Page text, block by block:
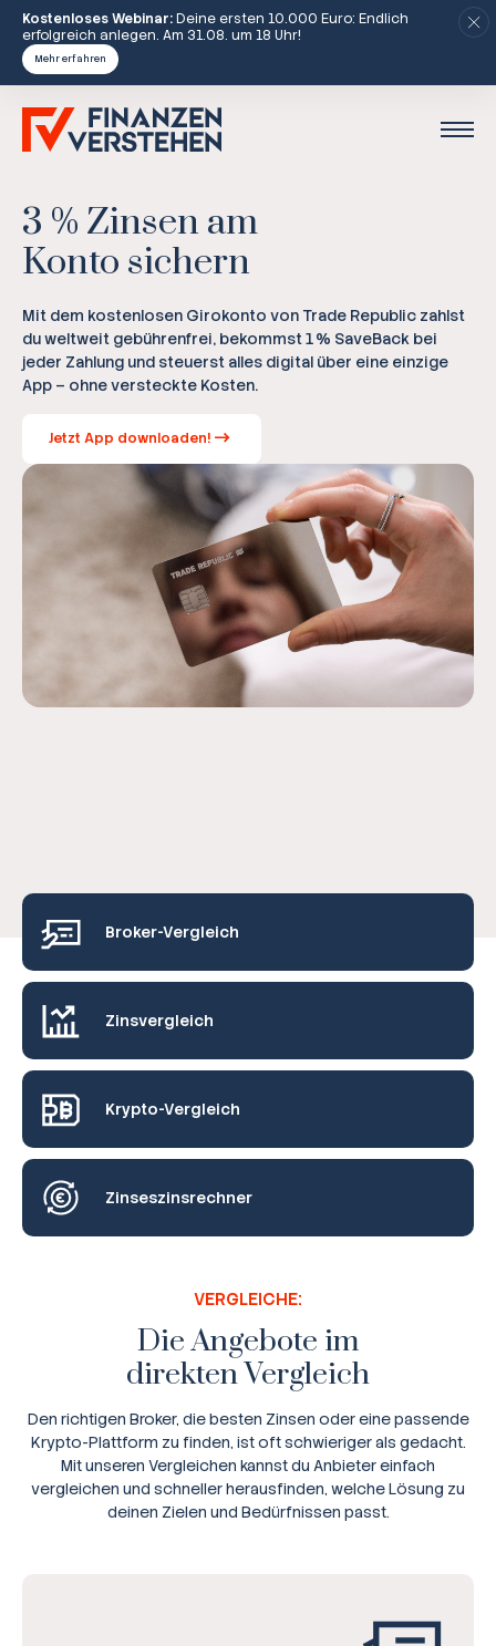
Kostenloses Webinar:Deine ersten 10.000 Euro: Endlich
erfolgreich anlegen. Am 31.08. um 18 Uhr!
Mehr erfahren
3 % Zinsen am
Konto sichern
Mit dem kostenlosen Girokonto von Trade Republic zahlst
du weltweit gebührenfrei, bekommst 1 % SaveBack bei
jeder Zahlung und steuerst alles digital über eine einzige
App – ohne versteckte Kosten.
Jetzt App downloaden!
Broker-Vergleich
Zinsvergleich
Krypto-Vergleich
Zinseszinsrechner
VERGLEICHE:
Die Angebote im
direkten Vergleich
Den richtigen Broker, die besten Zinsen oder eine passende
Krypto-Plattform zu finden, ist oft schwieriger als gedacht.
Mit unseren Vergleichen kannst du Anbieter einfach
vergleichen und schneller herausfinden, welche Lösung zu
deinen Zielen und Bedürfnissen passt.